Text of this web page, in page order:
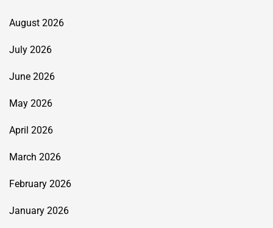
August 2026
July 2026
June 2026
May 2026
April 2026
March 2026
February 2026
January 2026